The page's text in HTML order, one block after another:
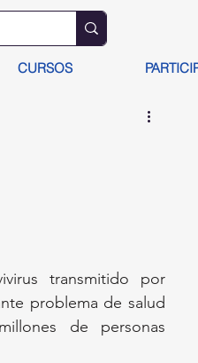
CURSOS
transmitido por
problema de salud
de personas